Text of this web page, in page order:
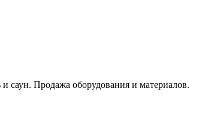
саун. Продажа оборудования и материалов.